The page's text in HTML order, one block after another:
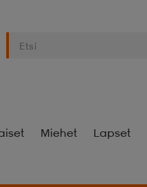
Miehet Lapset